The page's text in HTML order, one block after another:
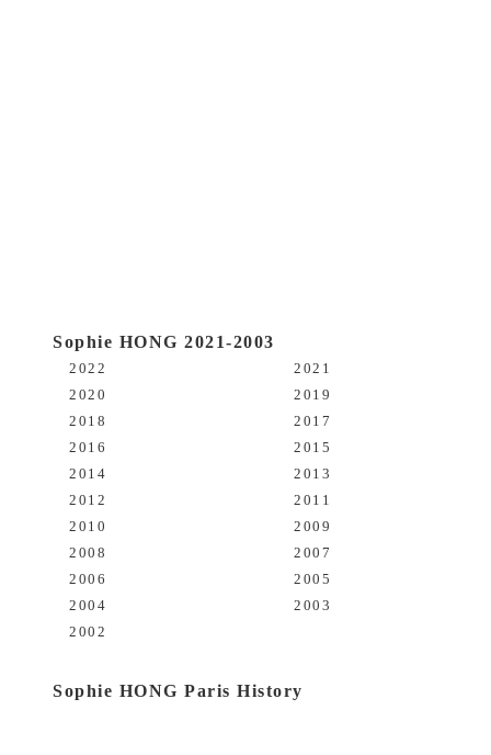
Sophie HONG 2021-2003
2022
2021
2020
2019
2018
2017
2016
2015
2014
2013
2012
2011
2010
2009
2008
2007
2006
2005
2004
2003
2002
Sophie HONG Paris History